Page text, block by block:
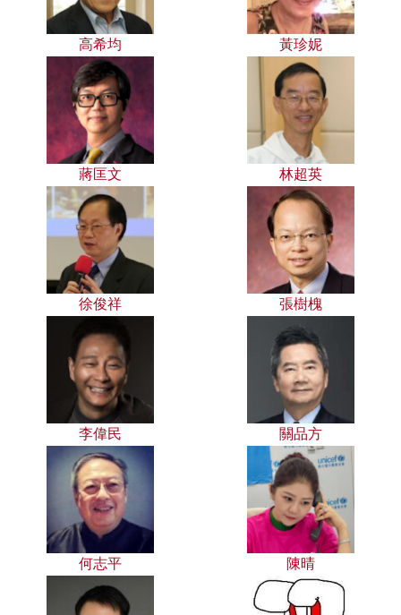
高希均 黃珍妮
蔣匡文 林超英
徐俊祥 張樹槐
李偉民 關品方
何志平 陳晴